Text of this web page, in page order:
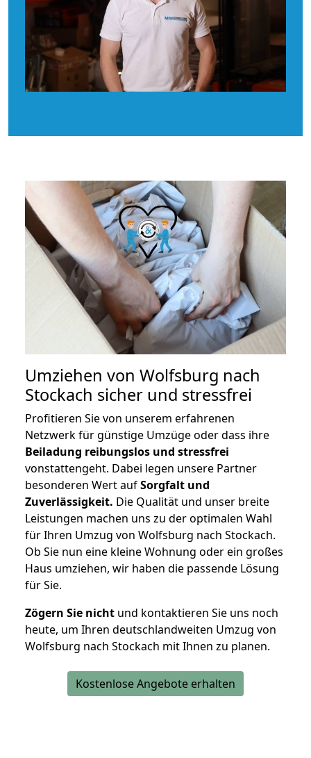
Umziehen von Wolfsburg nach
Stockach sicher und stressfrei
Profitieren Sie von unserem erfahrenen
Netzwerk für günstige Umzüge oder dass ihre
Beiladung reibungslos und stressfrei
vonstattengeht. Dabei legen unsere Partner
besonderen Wert aufSorgfalt und
Zuverlässigkeit. Die Qualität und unser breite
Leistungen machen uns zu der optimalen Wahl
für Ihren Umzug von Wolfsburg nach Stockach.
Ob Sie nun eine kleine Wohnung oder ein großes
Haus umziehen, wir haben die passende Lösung
für Sie.
Zögern Sie nicht und kontaktieren Sie uns noch
heute, um Ihren deutschlandweiten Umzug von
Wolfsburg nach Stockach mit Ihnen zu planen.
Kostenlose Angebote erhalten